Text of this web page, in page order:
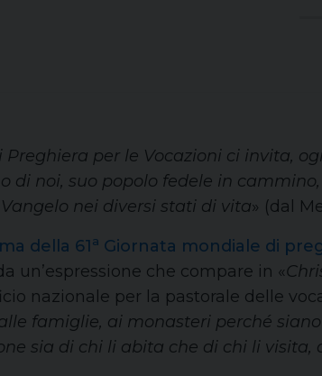
per le Vocazioni ci invita,
di noi, suo popolo fedele in
nei diversi stati di vita» (dal
della 61a Giornata mondiale di
un’espressione che compare in «
nazionale per la pastorale delle
famiglie, ai monasteri perché
sia di chi li abita che di chi li